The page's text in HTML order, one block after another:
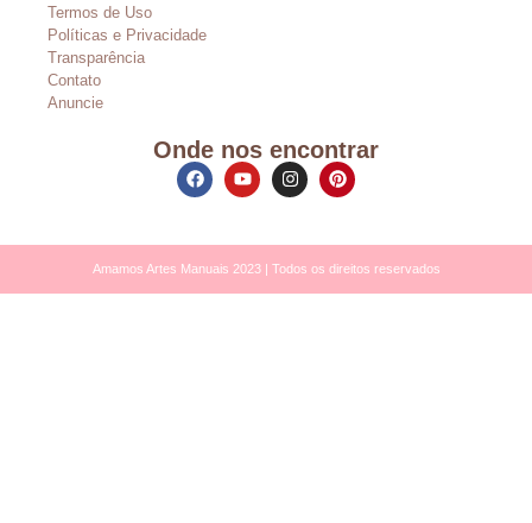
Termos de Uso
Políticas e Privacidade
Transparência
Contato
Anuncie
Onde nos encontrar
Amamos Artes Manuais 2023 | Todos os direitos reservados